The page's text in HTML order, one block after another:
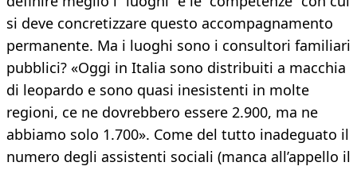
si deve concretizzare questo accompagnamento
permanente. Ma i luoghi sono i consultori familiari
pubblici? «Oggi in Italia sono distribuiti a macchia
di leopardo e sono quasi inesistenti in molte
regioni, ce ne dovrebbero essere 2.900, ma ne
abbiamo solo 1.700». Come del tutto inadeguato il
numero degli assistenti sociali (manca all’appello il